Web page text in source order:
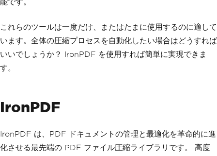
これらのツールは一度だけ、またはたまに使用するのに適して
います。全体の圧縮プロセスを自動化したい場合はどうすれば
いいでしょうか？ IronPDF を使用すれば簡単に実現できま
す。
IronPDF
IronPDF は、PDF ドキュメントの管理と最適化を革命的に進
化させる最先端の PDF ファイル圧縮ライブラリです。 高度